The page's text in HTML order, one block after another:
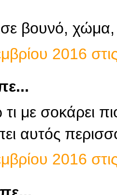
βουνό, χώμα,
2016
με σοκάρει
αυτός
2016